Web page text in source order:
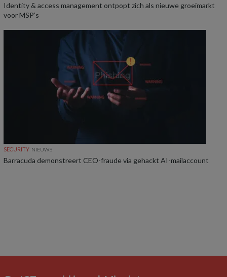
Identity & access management ontpopt zich als nieuwe groeimarkt
voor MSP’s
SECURITY NIEUWS
Barracuda demonstreert CEO-fraude via gehackt AI-mailaccount